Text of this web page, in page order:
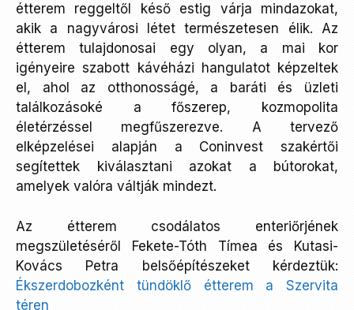
étterem reggeltől késő estig várja mindazokat,
akik a nagyvárosi létet természetesen élik. Az
étterem tulajdonosai egy olyan, a mai kor
igényeire szabott kávéházi hangulatot képzeltek
el, ahol az otthonosságé, a baráti és üzleti
találkozásoké a főszerep, kozmopolita
életérzéssel megfűszerezve. A tervező
elképzelései alapján a Coninvest szakértői
segítettek kiválasztani azokat a bútorokat,
amelyek valóra váltják mindezt.
Az étterem csodálatos enteriőrjének
megszületéséről Fekete-Tóth Tímea és Kutasi-
Kovács Petra belsőépítészeket kérdeztük:
Ékszerdobozként tündöklő étterem a Szervita
téren